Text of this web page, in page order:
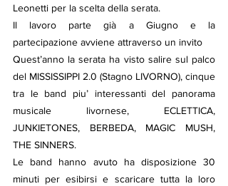
Leonetti per la scelta della serata.
Il lavoro parte già a Giugno e la
partecipazione avviene attraverso un invito
Quest’anno la serata ha visto salire sul palco
del MISSISSIPPI 2.0 (Stagno LIVORNO), cinque
tra le band piu’ interessanti del panorama
musicale livornese, ECLETTICA,
JUNKIETONES, BERBEDA, MAGIC MUSH,
THE SINNERS.
Le band hanno avuto ha disposizione 30
minuti per esibirsi e scaricare tutta la loro